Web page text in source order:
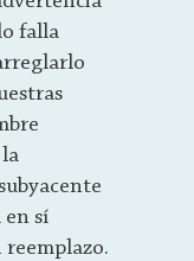
falla
en sí